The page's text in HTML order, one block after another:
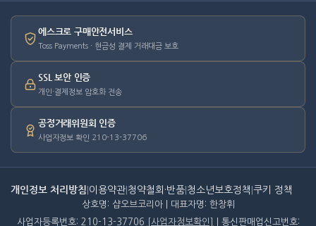
에스크로 구매안전서비스
Toss Payments · 현금성 결제 거래대금 보호
SSL 보안 인증
개인·결제정보 암호화 전송
공정거래위원회 인증
사업자정보 확인 210-13-37706
개인정보 처리방침 이용약관 청약철회·반품 청소년보호정책 쿠키 정책
상호명: 샵오브코리아 | 대표자명: 한창휘
사업자등록번호: 210-13-37706
[사업자정보확인]
| 통신판매업신고번호: